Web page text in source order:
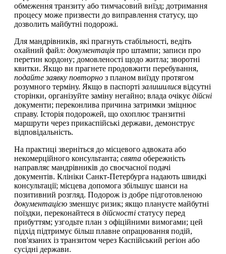
обмеження транзиту або тимчасовий виїзд; дотримання
процесу може призвести до виправлення статусу, що
дозволить майбутні подорожі.
Для мандрівників, які прагнуть стабільності, ведіть
охайний файл: документація про штампи; записи про
перетин кордону; домовленості щодо житла; зворотні
квитки. Якщо ви прагнете продовжити перебування,
подайте заявку повторно з планом виїзду протягом
розумного терміну. Якщо в паспортізалишилися відсутні
сторінки, організуйте заміну негайно; влада очікує дійсні
документи; переконлива причина затримки зміцнює
справу. Історія подорожей, що охоплює транзитні
маршрути через прикаспійські держави, демонструє
відповідальність.
На практиці зверніться до місцевого адвоката або
некомерційного консультанта; свята обережність
направляє мандрівників до своєчасної подачі
документів. Клініки Санкт-Петербурга надають швидкі
консультації; місцева допомога збільшує шанси на
позитивний розгляд. Подорож із добре підготовленою
документацією зменшує ризик; якщо плануєте майбутні
поїздки, переконайтеся в дійсності статусу перед
прибуттям; узгодьте план з офіційними вимогами; цей
підхід підтримує більш плавне опрацювання подій,
пов'язаних із транзитом через Каспійський регіон або
сусідні держави.